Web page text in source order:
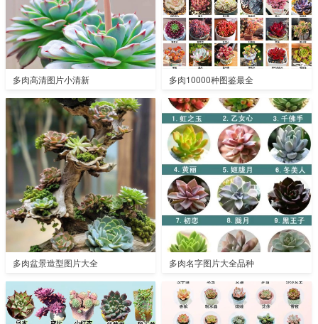
多肉高清图片小清新 多肉10000种图鉴最全
多肉盆景造型图片大全 多肉名字图片大全品种